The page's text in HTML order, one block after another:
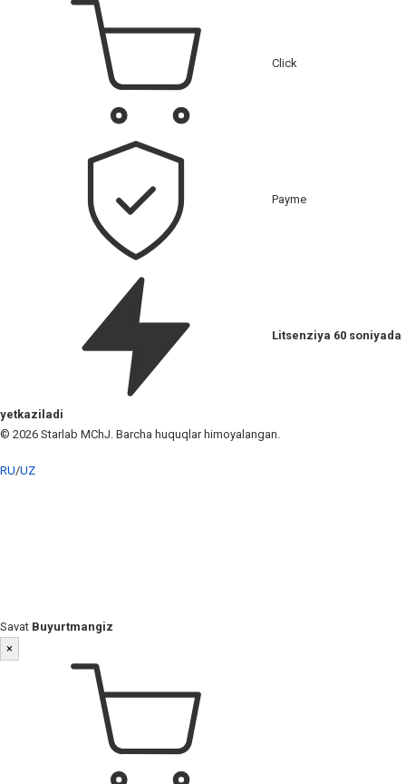
Click
Payme
Litsenziya 60 soniyada
yetkaziladi
© 2026 Starlab MChJ. Barcha huquqlar himoyalangan.
RU/UZ
Savat Buyurtmangiz
×